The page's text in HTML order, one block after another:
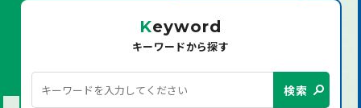
Keyword
キーワードから探す
検索